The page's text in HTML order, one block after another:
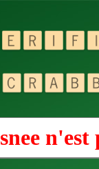
n'est